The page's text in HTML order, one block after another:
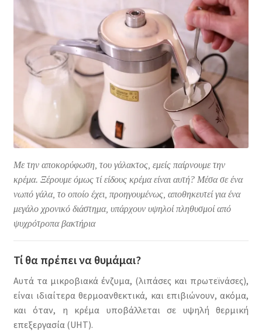
Με την αποκορύφωση, του γάλακτος, εμείς παίρνουμε την
κρέμα. Ξέρουμε όμως τί είδους κρέμα είναι αυτή? Μέσα σε ένα
νωπό γάλα, το οποίο έχει, προηγουμένως, αποθηκευτεί για ένα
μεγάλο χρονικό διάστημα, υπάρχουν υψηλοί πληθυσμοί από
ψυχρότροπα βακτήρια
Τί θα πρέπει να θυμάμαι?
Αυτά τα μικροβιακά ένζυμα, (λιπάσες και πρωτεϊνάσες),
είναι ιδιαίτερα θερμοανθεκτικά, και επιβιώνουν, ακόμα,
και όταν, η κρέμα υποβάλλεται σε υψηλή θερμική
επεξεργασία (UHT).